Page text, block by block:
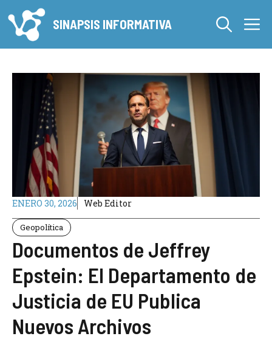
al
contenido
SINAPSIS INFORMATIVA
ENERO 30, 2026 Web Editor
Geopolítica
Documentos de Jeffrey
Epstein: El Departamento de
Justicia de EU Publica
Nuevos Archivos